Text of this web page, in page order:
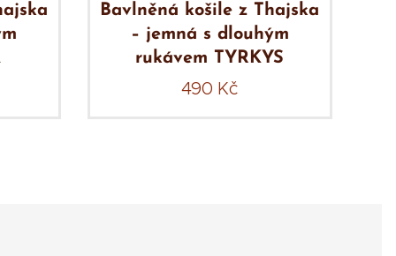
Bavlněná košile z Thajska
– jemná s dlouhým
rukávem TYRKYS
490 Kč